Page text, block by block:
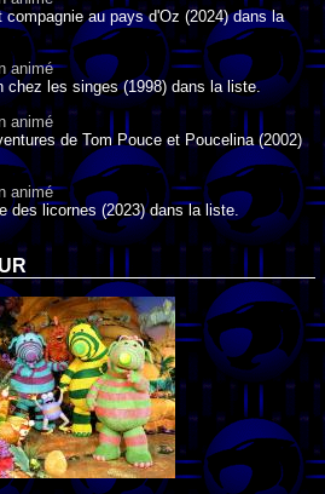
au pays d'Oz (2024) dans la
animé
chez les singes (1998) dans la liste.
animé
de Tom Pouce et Poucelina (2002)
animé
des licornes (2023) dans la liste.
animé
Choux ! (2006) dans la liste.
animé
ses amis (2022) dans la liste.
animé
en trouble (1940) dans la liste.
animé
le Roi (2000) dans la liste.